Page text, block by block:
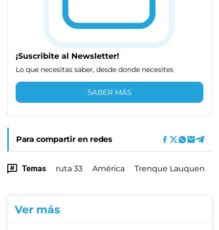
¡Suscribite al Newsletter!
Lo que necesitas saber, desde donde necesites
SABER MÁS
Para compartir en redes
Temas ruta 33 América Trenque Lauquen
Ver más